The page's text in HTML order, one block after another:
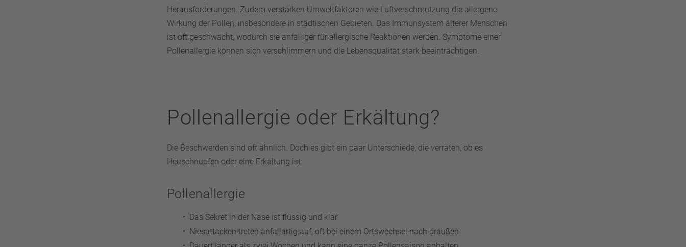
Herausforderungen. Zudem verstärken Umweltfaktoren wie Luftverschmutzung die allergene
Wirkung der Pollen, insbesondere in städtischen Gebieten. Das Immunsystem älterer Menschen
ist oft geschwächt, wodurch sie anfälliger für allergische Reaktionen werden. Symptome einer
Pollenallergie können sich verschlimmern und die Lebensqualität stark beeinträchtigen.
Pollenallergie oder Erkältung?
Die Beschwerden sind oft ähnlich. Doch es gibt ein paar Unterschiede, die verraten, ob es
Heuschnupfen oder eine Erkältung ist:
Pollenallergie
Das Sekret in der Nase ist flüssig und klar
Niesattacken treten anfallartig auf, oft bei einem Ortswechsel nach draußen